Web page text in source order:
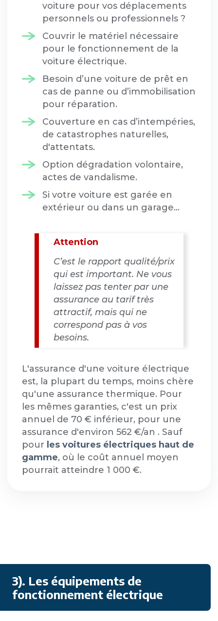
voiture pour vos déplacements
personnels ou professionnels ?
Couvrir le matériel nécessaire
pour le fonctionnement de la
voiture électrique.
Besoin d’une voiture de prêt en
cas de panne ou d’immobilisation
pour réparation.
Couverture en cas d’intempéries,
de catastrophes naturelles,
d'attentats.
Option dégradation volontaire,
actes de vandalisme.
Si votre voiture est garée en
extérieur ou dans un garage…
Attention
C’est le rapport qualité/prix
qui est important. Ne vous
laissez pas tenter par une
assurance au tarif très
attractif, mais qui ne
correspond pas à vos
besoins.
L'assurance d'une voiture électrique
est, la plupart du temps, moins chère
qu'une assurance thermique. Pour
les mêmes garanties, c'est un prix
annuel de 70 € inférieur, pour une
assurance d'environ 562 €/an . Sauf
pour les voitures électriques haut de
gamme, où le coût annuel moyen
pourrait atteindre 1 000 €.
3). Les équipements de
fonctionnement électrique